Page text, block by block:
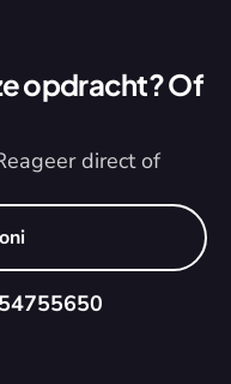
opdracht? Of
direct of